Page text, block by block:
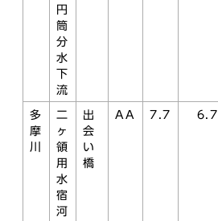
円
筒
分
水
下
流
多
摩
川
二
ヶ
領
用
水
宿
河
出
会
い
橋
AA 7.7 6.7